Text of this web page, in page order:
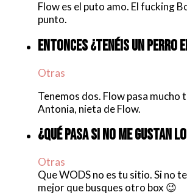
Flow es el puto amo. El fucking
punto.
ENTONCES ¿TENÉIS UN PERRO
Otras
Tenemos dos. Flow pasa
Antonia, nieta de Flow.
¿QUÉ PASA SI NO ME GUSTAN
Otras
Que WODS no es tu sitio. Si no
mejor que busques otro box 😉